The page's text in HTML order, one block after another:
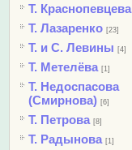
Т. Краснопевцева
Т. Лазаренко [23]
Т. и С. Левины [4]
Т. Метелёва [1]
Т. Недоспасова
(Смирнова) [6]
Т. Петрова [8]
Т. Радынова [1]